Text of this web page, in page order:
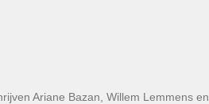
Ariane Bazan, Willem Lemmens en